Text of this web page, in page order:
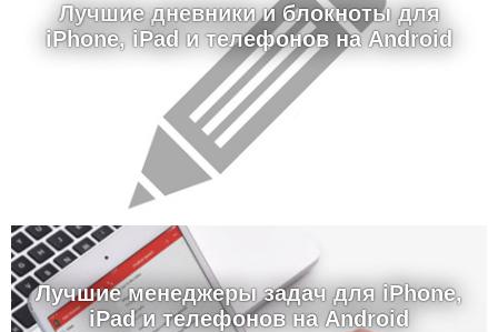
Лучшие дневники и блокноты для
iPhone, iPad и телефонов на Android
Лучшие менеджеры задач для iPhone,
iPad и телефонов на Android